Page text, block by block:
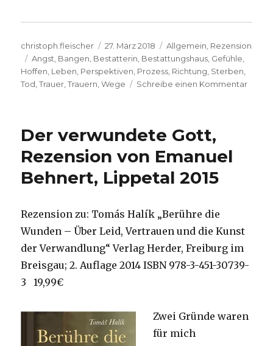
Autor
christoph.fleischer
Veröffentlicht
am
27. März 2018 Kategorien
Allgemein Rezension
Schlagwörter
Angst Bangen Bestatterin Bestattungshaus Gefühle
Hoffen Leben Perspektiven Prozess Richtung Sterben
Tod ,Trauer ,Trauern ,Wege Schreibe einen Kommentarzu
Der verwundete Gott,
Rezension von Emanuel
Behnert, Lippetal 2015
Rezension zu: Tomás Halík „Berühre die
Wunden – Über Leid, Vertrauen und die Kunst
der Verwandlung“ Verlag Herder, Freiburg im
Breisgau; 2. Auflage 2014 ISBN 978-3-451-30739-
3 19,99€
Zwei Gründe waren
für mich